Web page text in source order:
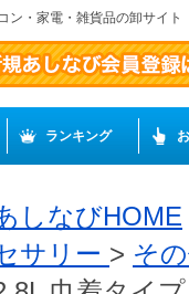
ン・家電・雑貨品の卸サイ
ランキング
しなびHOME
サリー > そ